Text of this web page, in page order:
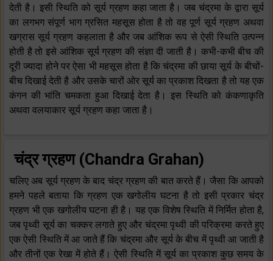
देती है। इसी स्थिति को सूर्य ग्रहण कहा जाता है। जब चंद्रमा के द्वारा सूर्य
का लगभग संपूर्ण भाग ग्रसित महसूस होता है तो वह पूर्ण सूर्य ग्रहण अथवा
खग्रास सूर्य ग्रहण कहलाता है और जब आंशिक रूप से ऐसी स्थिति उत्पन्न
होती है तो इसे आंशिक सूर्य ग्रहण की संज्ञा दी जाती है। कभी-कभी बीच की
दूरी ज्यादा होने पर ऐसा भी महसूस होता है कि चंद्रमा की छाया सूर्य के बीचों-
बीच दिखाई देती है और उसके चारों ओर सूर्य का प्रकाश दिखता है तो यह एक
कंगन की भांति चमकता हुआ दिखाई देता है। इस स्थिति को कंकणाकृति
अथवा वलयाकार सूर्य ग्रहण कहा जाता है।
चंद्र ग्रहण (Chandra Grahan)
चलिए अब सूर्य ग्रहण के बाद चंद्र ग्रहण की बात करते हैं। जैसा कि आपको
हमने पहले बताया कि ग्रहण एक खगोलीय घटना है तो इसी प्रकार चंद्र
ग्रहण भी एक खगोलीय घटना ही है। यह एक विशेष स्थिति में निर्मित होता है,
जब पृथ्वी सूर्य का चक्कर लगाते हुए और चंद्रमा पृथ्वी की परिक्रमा करते हुए
एक ऐसी स्थिति में आ जाते हैं कि चंद्रमा और सूर्य के बीच में पृथ्वी आ जाती है
और तीनों एक रेखा में होते हैं। ऐसी स्थिति में सूर्य का प्रकाश कुछ समय के